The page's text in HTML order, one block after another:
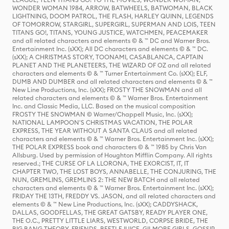
WONDER WOMAN 1984, ARROW, BATWHEELS, BATWOMAN, BLACK
LIGHTNING, DOOM PATROL, THE FLASH, HARLEY QUINN, LEGENDS
OF TOMORROW, STARGIRL, SUPERGIRL, SUPERMAN AND LOIS, TEEN
TITANS GO!, TITANS, YOUNG JUSTICE, WATCHMEN, PEACEMAKER
and all related characters and elements © & ™ DC and Warner Bros.
Entertainment Inc. (sXX); All DC characters and elements © & ™ DC.
(sXX); A CHRISTMAS STORY, TOONAMI, CASABLANCA, CAPTAIN
PLANET AND THE PLANETEERS, THE WIZARD OF OZ and all related
characters and elements © & ™ Turner Entertainment Co. (sXX); ELF,
DUMB AND DUMBER and all related characters and elements © & ™
New Line Productions, Inc. (sXX); FROSTY THE SNOWMAN and all
related characters and elements © & ™ Warner Bros. Entertainment
Inc. and Classic Media, LLC. Based on the musical composition
FROSTY THE SNOWMAN © Warner/Chappell Music, Inc. (sXX);
NATIONAL LAMPOON'S CHRISTMAS VACATION, THE POLAR
EXPRESS, THE YEAR WITHOUT A SANTA CLAUS and all related
characters and elements © & ™ Warner Bros. Entertainment Inc. (sXX);
THE POLAR EXPRESS book and characters © & ™ 1985 by Chris Van
Allsburg. Used by permission of Houghton Mifflin Company. All rights
reserved.; THE CURSE OF LA LLORONA, THE EXORCIST, IT, IT
CHAPTER TWO, THE LOST BOYS, ANNABELLE, THE CONJURING, THE
NUN, GREMLINS, GREMLINS 2: THE NEW BATCH and all related
characters and elements © & ™ Warner Bros. Entertainment Inc. (sXX);
FRIDAY THE 13TH, FREDDY VS. JASON, and all related characters and
elements © & ™ New Line Productions, Inc. (sXX); CADDYSHACK,
DALLAS, GOODFELLAS, THE GREAT GATSBY, READY PLAYER ONE,
THE O.C., PRETTY LITTLE LIARS, WESTWORLD, CORPSE BRIDE, THE